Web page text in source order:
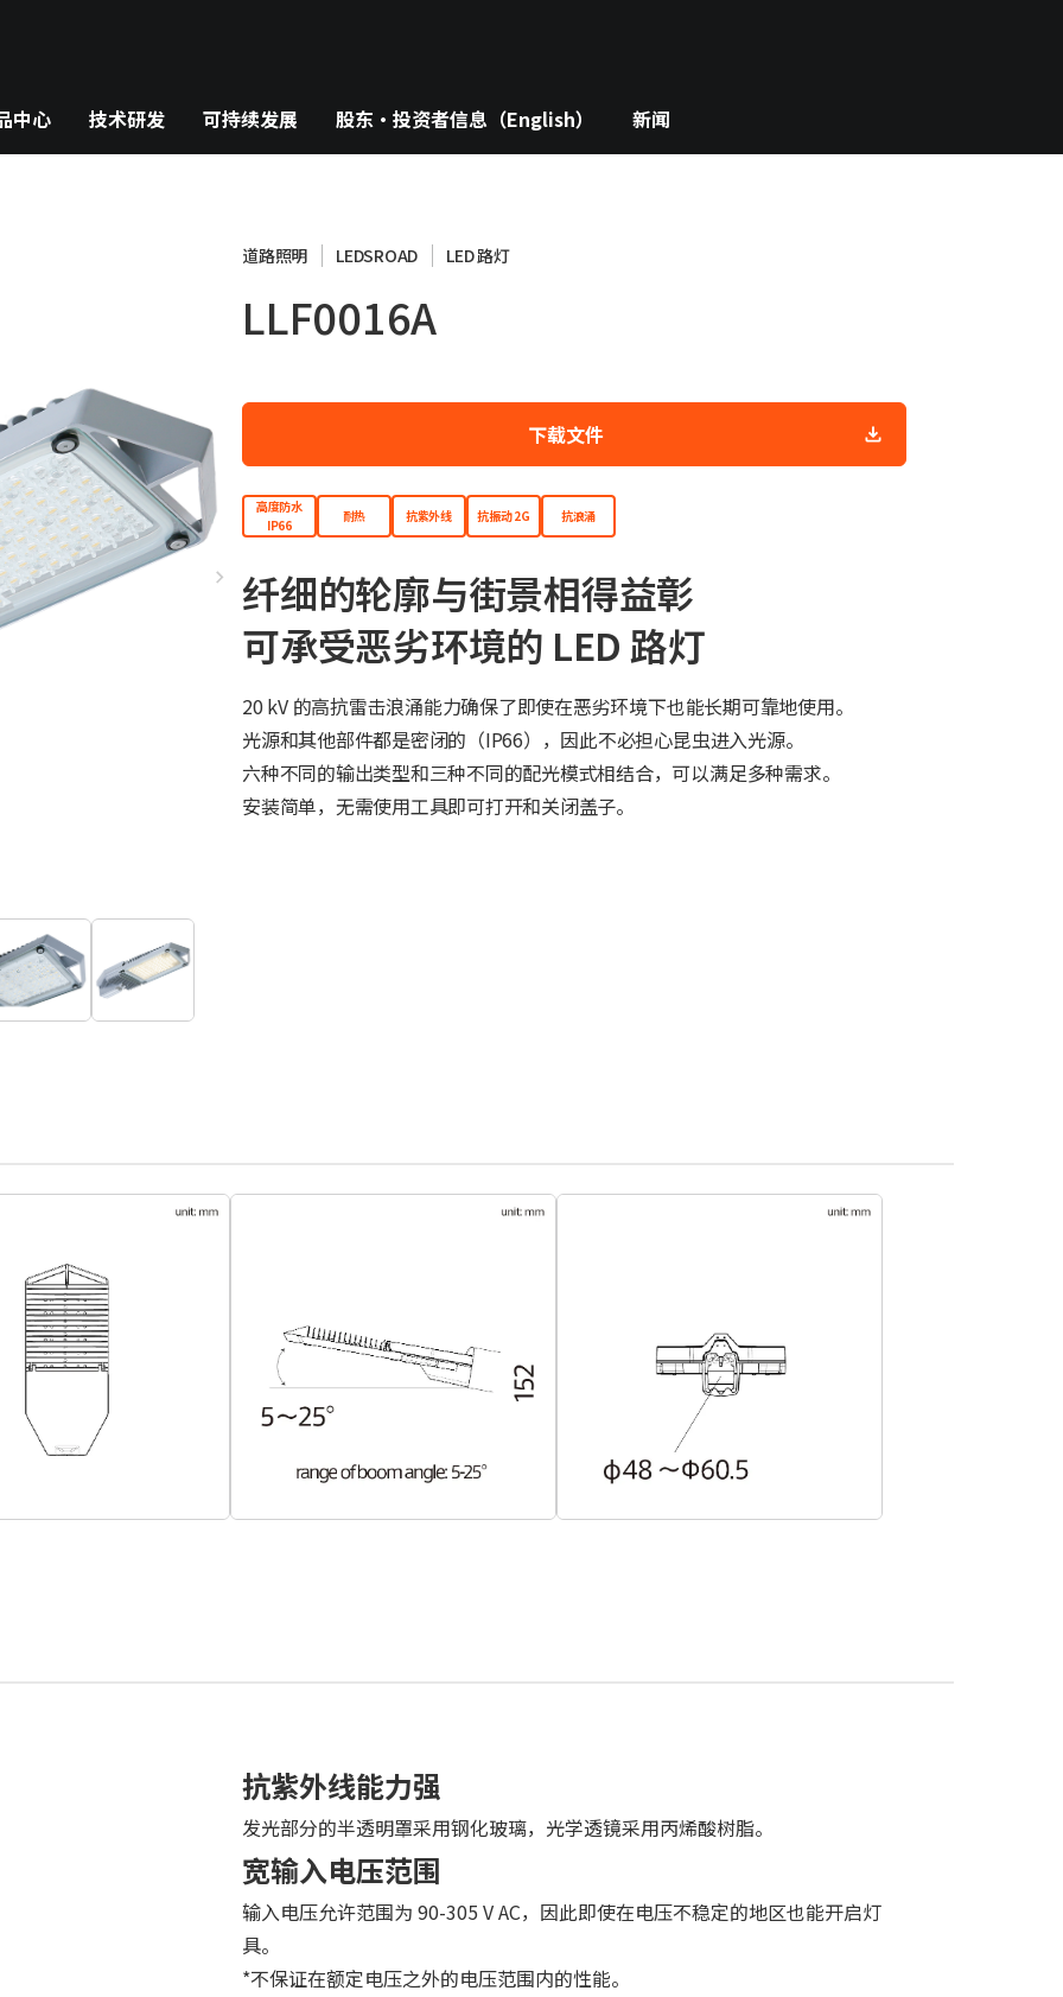
中心 技术研发 可持续发展 股东・投资者信息（English） 新闻
道路照明 LEDSROAD LED 路灯
LLF0016A
下载文件
高度防水
IP66
耐热 抗紫外线 抗振动 2G 抗浪涌
纤细的轮廓与街景相得益彰
可承受恶劣环境的 LED 路灯
20 kV 的高抗雷击浪涌能力确保了即使在恶劣环境下也能长期可靠地使用。
光源和其他部件都是密闭的（IP66），因此不必担心昆虫进入光源。
六种不同的输出类型和三种不同的配光模式相结合，可以满足多种需求。
安装简单，无需使用工具即可打开和关闭盖子。
抗紫外线能力强
发光部分的半透明罩采用钢化玻璃，光学透镜采用丙烯酸树脂。
宽输入电压范围
输入电压允许范围为 90-305 V AC，因此即使在电压不稳定的地区也能开启灯
具。
*不保证在额定电压之外的电压范围内的性能。